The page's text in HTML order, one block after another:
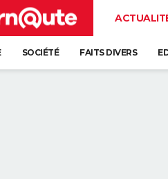
SOCIÉTÉ FAITS DIVERS